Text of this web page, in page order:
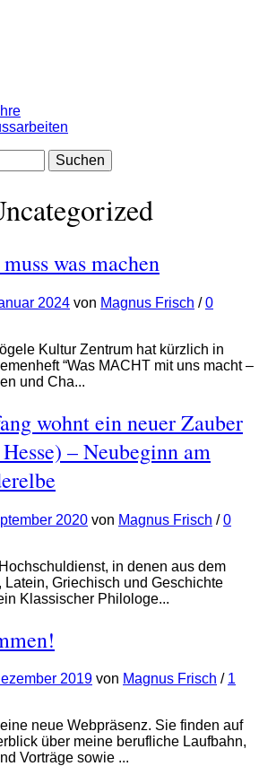
was machen
2024 von Magnus Frisch /0
Kultur Zentrum hat kürzlich in
“Was MACHT mit uns macht –
und Cha...
wohnt ein neuer Zauber
– Neubeginn am
2020 von Magnus Frisch /0
in denen aus dem
Latein, Griechisch und Geschichte
Klassischer Philologe...
2019 von Magnus Frisch / 1
neue Webpräsenz. Sie finden auf
über meine berufliche Laufbahn,
Vorträge sowie ...